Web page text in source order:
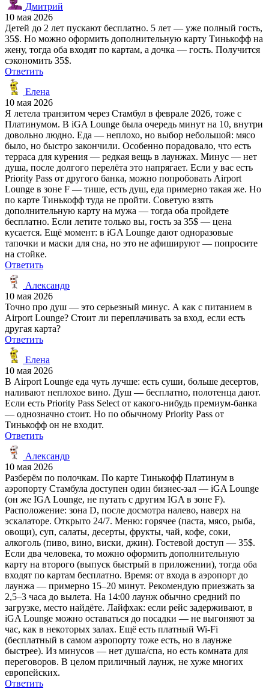
Дмитрий
10 мая 2026
Детей до 2 лет пускают бесплатно. 5 лет — уже полный гость,
35$. Но можно оформить дополнительную карту Тинькофф на
жену, тогда оба входят по картам, а дочка — гость. Получится
сэкономить 35$.
Ответить
Елена
10 мая 2026
Я летела транзитом через Стамбул в феврале 2026, тоже с
Платинумом. В iGA Lounge была очередь минут на 10, внутри
довольно людно. Еда — неплохо, но выбор небольшой: мясо
было, но быстро закончили. Особенно порадовало, что есть
терраса для курения — редкая вещь в лаунжах. Минус — нет
душа, после долгого перелёта это напрягает. Если у вас есть
Priority Pass от другого банка, можно попробовать Airport
Lounge в зоне F — тише, есть душ, еда примерно такая же. Но
по карте Тинькофф туда не пройти. Советую взять
дополнительную карту на мужа — тогда оба пройдете
бесплатно. Если летите только вы, гость за 35$ — цена
кусается. Ещё момент: в iGA Lounge дают одноразовые
тапочки и маски для сна, но это не афишируют — попросите
на стойке.
Ответить
Александр
10 мая 2026
Точно про душ — это серьезный минус. А как с питанием в
Airport Lounge? Стоит ли переплачивать за вход, если есть
другая карта?
Ответить
Елена
10 мая 2026
В Airport Lounge еда чуть лучше: есть суши, больше десертов,
наливают неплохое вино. Душ — бесплатно, полотенца дают.
Если есть Priority Pass Select от какого-нибудь премиум-банка
— однозначно стоит. Но по обычному Priority Pass от
Тинькофф он не входит.
Ответить
Александр
10 мая 2026
Разберём по полочкам. По карте Тинькофф Платинум в
аэропорту Стамбула доступен один бизнес-зал — iGA Lounge
(он же IGA Lounge, не путать с другим IGA в зоне F).
Расположение: зона D, после досмотра налево, наверх на
эскалаторе. Открыто 24/7. Меню: горячее (паста, мясо, рыба,
овощи), суп, салаты, десерты, фрукты, чай, кофе, соки,
алкоголь (пиво, вино, виски, джин). Гостевой доступ — 35$.
Если два человека, то можно оформить дополнительную
карту на второго (выпуск быстрый в приложении), тогда оба
входят по картам бесплатно. Время: от входа в аэропорт до
лаунжа — примерно 15–20 минут. Рекомендую приезжать за
2,5–3 часа до вылета. На 14:00 лаунж обычно средний по
загрузке, место найдёте. Лайфхак: если рейс задерживают, в
iGA Lounge можно оставаться до посадки — не выгоняют за
час, как в некоторых залах. Ещё есть платный Wi-Fi
(бесплатный в самом аэропорту тоже есть, но в лаунже
быстрее). Из минусов — нет душа/спа, но есть комната для
переговоров. В целом приличный лаунж, не хуже многих
европейских.
Ответить